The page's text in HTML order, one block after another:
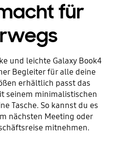
für
und leichte Galaxy Book4
Begleiter für alle deine
erhältlich passt das
seinem minimalistischen
Tasche. So kannst du es
nächsten Meeting oder
mitnehmen.